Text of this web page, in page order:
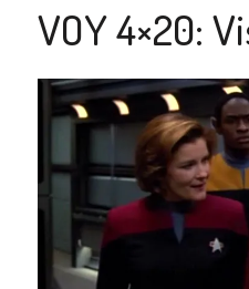
VOY 4×20: